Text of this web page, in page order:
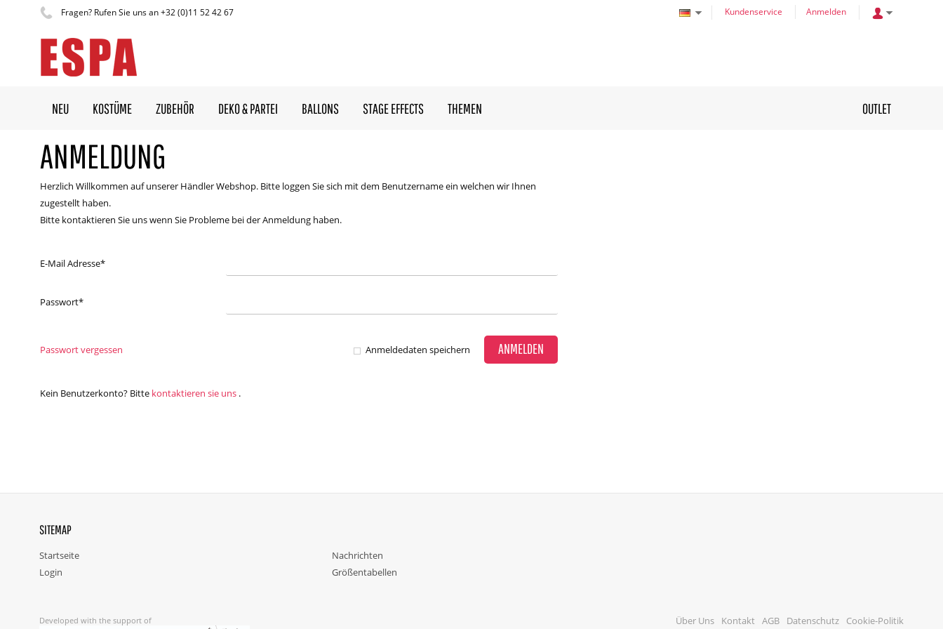
Fragen? Rufen Sie uns an +32 (0)11 52 42 67 Kundenservice Anmelden
NEU KOSTÜME ZUBEHÖR DEKO & PARTEI BALLONS STAGE EFFECTS THEMEN OUTLET
ANMELDUNG
Herzlich Willkommen auf unserer Händler Webshop. Bitte loggen Sie sich mit dem Benutzername ein welchen wir Ihnen
zugestellt haben.
Bitte kontaktieren Sie uns wenn Sie Probleme bei der Anmeldung haben.
E-Mail Adresse*
Passwort*
Passwort vergessen Anmeldedaten speichern ANMELDEN
Kein Benutzerkonto? Bitte kontaktieren sie uns .
SITEMAP
Startseite
Login
Nachrichten
Größentabellen
Developed with the support of Über Uns Kontakt AGB Datenschutz Cookie-Politik